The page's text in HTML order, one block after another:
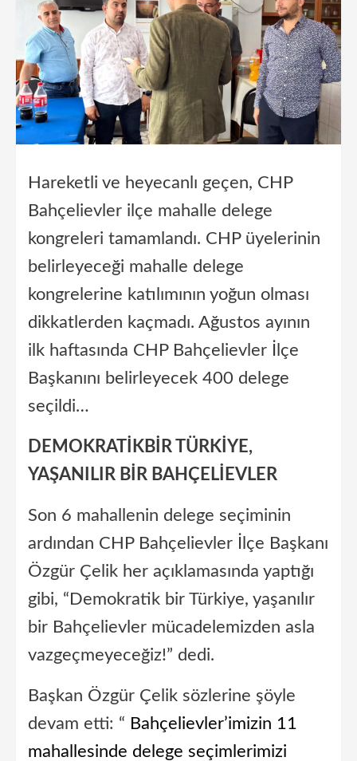
Hareketli ve heyecanlı geçen, CHP
Bahçelievler ilçe mahalle delege
kongreleri tamamlandı. CHP üyelerinin
belirleyeceği mahalle delege
kongrelerine katılımının yoğun olması
dikkatlerden kaçmadı. Ağustos ayının
ilk haftasında CHP Bahçelievler İlçe
Başkanını belirleyecek 400 delege
seçildi…
DEMOKRATİKBİR TÜRKİYE,
YAŞANILIR BİR BAHÇELİEVLER
Son 6 mahallenin delege seçiminin
ardından CHP Bahçelievler İlçe Başkanı
Özgür Çelik her açıklamasında yaptığı
gibi, “Demokratik bir Türkiye, yaşanılır
bir Bahçelievler mücadelemizden asla
vazgeçmeyeceğiz!” dedi.
Başkan Özgür Çelik sözlerine şöyle
devam etti: “ Bahçelievler’imizin 11
mahallesinde delege seçimlerimizi